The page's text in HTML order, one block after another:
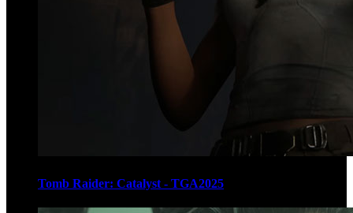
Tomb Raider: Catalyst - TGA2025